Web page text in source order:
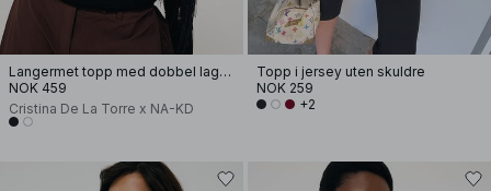
Langermet topp med dobbel lagdeling
NOK 459
Cristina De La Torre x NA-KD
Topp i jersey uten skuldre
NOK 259
+2